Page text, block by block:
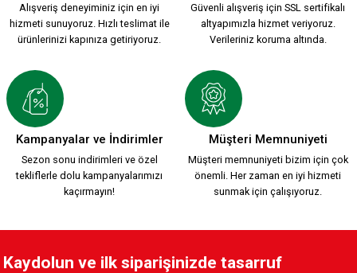
Alışveriş deneyiminiz için en iyi
hizmeti sunuyoruz. Hızlı teslimat ile
ürünlerinizi kapınıza getiriyoruz.
Güvenli alışveriş için SSL sertifikalı
altyapımızla hizmet veriyoruz.
Verileriniz koruma altında.
Kampanyalar ve İndirimler
Sezon sonu indirimleri ve özel
tekliflerle dolu kampanyalarımızı
kaçırmayın!
Müşteri Memnuniyeti
Müşteri memnuniyeti bizim için çok
önemli. Her zaman en iyi hizmeti
sunmak için çalışıyoruz.
Kaydolun ve ilk siparişinizde tasarruf